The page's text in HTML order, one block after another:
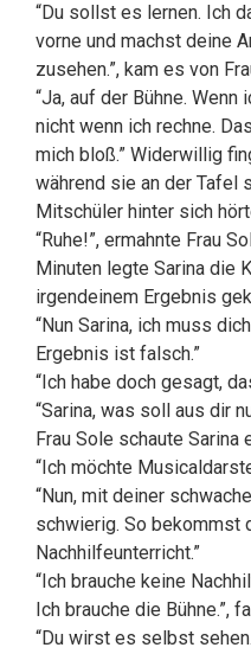
“Du sollst es lernen. Ich
vorne und machst deine
zusehen.”, kam es von
“Ja, auf der Bühne.
nicht wenn ich rechne.
mich bloß.” Widerwillig
während sie an der Tafel
Mitschüler hinter sich
“Ruhe!”, ermahnte Frau
Minuten legte Sarina die
irgendeinem Ergebnis
“Nun Sarina, ich muss
Ergebnis ist falsch.”
“Ich habe doch gesagt,
“Sarina, was soll aus dir
Frau Sole schaute Sarina
“Ich möchte
“Nun, mit deiner
schwierig. So bekommst
Nachhilfeunterricht.”
“Ich brauche keine
Ich brauche die Bühne.”,
“Du wirst es selbst